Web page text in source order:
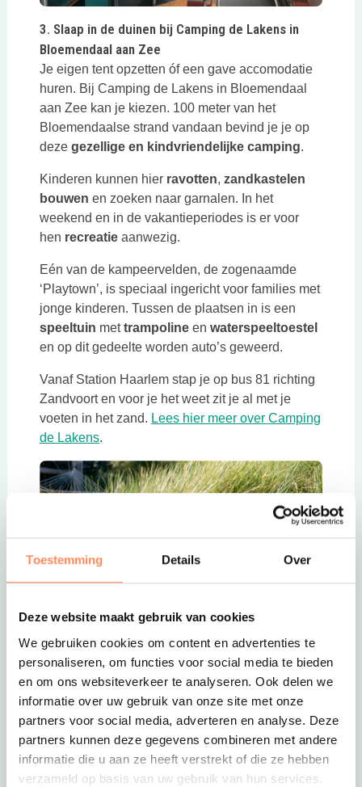
Toestemming Details Over
Deze website maakt gebruik van cookies
We gebruiken cookies om content en advertenties te
personaliseren, om functies voor social media te bieden
en om ons websiteverkeer te analyseren. Ook delen we
informatie over uw gebruik van onze site met onze
partners voor social media, adverteren en analyse. Deze
partners kunnen deze gegevens combineren met andere
informatie die u aan ze heeft verstrekt of die ze hebben
verzameld op basis van uw gebruik van hun services.
3. Slaap in de duinen bij Camping de Lakens in
Bloemendaal aan Zee
Je eigen tent opzetten óf een gave accomodatie
huren. Bij Camping de Lakens in Bloemendaal
aan Zee kan je kiezen. 100 meter van het
Bloemendaalse strand vandaan bevind je je op
deze gezellige en kindvriendelijke camping.
Kinderen kunnen hier ravotten, zandkastelen
bouwen en zoeken naar garnalen. In het
weekend en in de vakantieperiodes is er voor
hen recreatieaanwezig.
Eén van de kampeervelden, de zogenaamde
‘Playtown’, is speciaal ingericht voor families met
jonge kinderen. Tussen de plaatsen in is een
speeltuin mettrampolineen waterspeeltoestel
en op dit gedeelte worden auto’s geweerd.
Vanaf Station Haarlem stap je op bus 81 richting
Zandvoort en voor je het weet zit je al met je
voeten in het zand. Lees hier meer over Camping
de LakensDeze link opent in een nieuwe tab
.
Deze link opent in een nieuwe tab
4. Een koninklijk verblijf voor burgerlijke prijs bij
Stayokay Domburg
Stayokay Domburg is een hostel op een wel heel
bijzondere locatie: Kasteel Westhove. Dit13e-
eeuwse kasteel, compleet met torens en een
slotgracht, ligt oploopafstand van het strand.
Ook Deltapark Neeltje Jans en museum Terra